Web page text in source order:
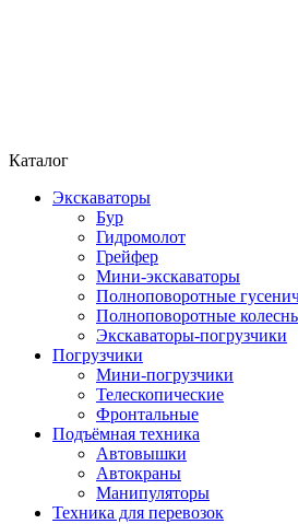
Каталог
Погрузчики
Мини-погрузчики
Телескопические
Фронтальные
Подъёмная техника
Автовышки
Автокраны
Манипуляторы
Техника для перевозок
Экскаваторы
Бур
Гидромолот
Грейфер
Мини-экскаваторы
Полноповоротные
Полноповоротные
Экскаваторы-погрузчики